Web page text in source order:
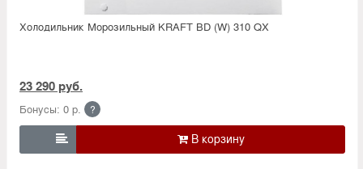
Холодильник Морозильный KRAFT BD (W) 310 QX
23 290 руб.
Бонусы: 0 р. ?
